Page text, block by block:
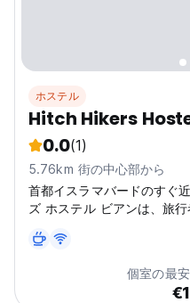
ホステル
Hitch Hikers
0.0(1)
5.76km 街の中心部から
首都イスラマバードのすぐ
ズ ホステル ビアンは、旅
個室の最